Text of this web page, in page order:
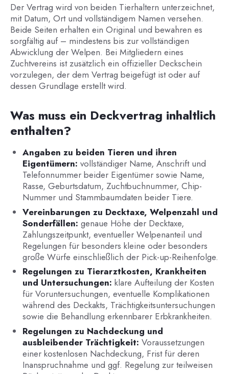
Der Vertrag wird von beiden Tierhaltern unterzeichnet,
mit Datum, Ort und vollständigem Namen versehen.
Beide Seiten erhalten ein Original und bewahren es
sorgfältig auf – mindestens bis zur vollständigen
Abwicklung der Welpen. Bei Mitgliedern eines
Zuchtvereins ist zusätzlich ein offizieller Deckschein
vorzulegen, der dem Vertrag beigefügt ist oder auf
dessen Grundlage erstellt wird.
Was muss ein Deckvertrag inhaltlich
enthalten?
Angaben zu beiden Tieren und ihren
Eigentümern: vollständiger Name, Anschrift und
Telefonnummer beider Eigentümer sowie Name,
Rasse, Geburtsdatum, Zuchtbuchnummer, Chip-
Nummer und Stammbaumdaten beider Tiere.
Vereinbarungen zu Decktaxe, Welpenzahl und
Sonderfällen: genaue Höhe der Decktaxe,
Zahlungszeitpunkt, eventueller Welpenanteil und
Regelungen für besonders kleine oder besonders
große Würfe einschließlich der Pick-up-Reihenfolge.
Regelungen zu Tierarztkosten, Krankheiten
und Untersuchungen: klare Aufteilung der Kosten
für Voruntersuchungen, eventuelle Komplikationen
während des Deckakts, Trächtigkeitsuntersuchungen
sowie die Behandlung erkennbarer Erbkrankheiten.
Regelungen zu Nachdeckung und
ausbleibender Trächtigkeit: Voraussetzungen
einer kostenlosen Nachdeckung, Frist für deren
Inanspruchnahme und ggf. Regelung zur teilweisen